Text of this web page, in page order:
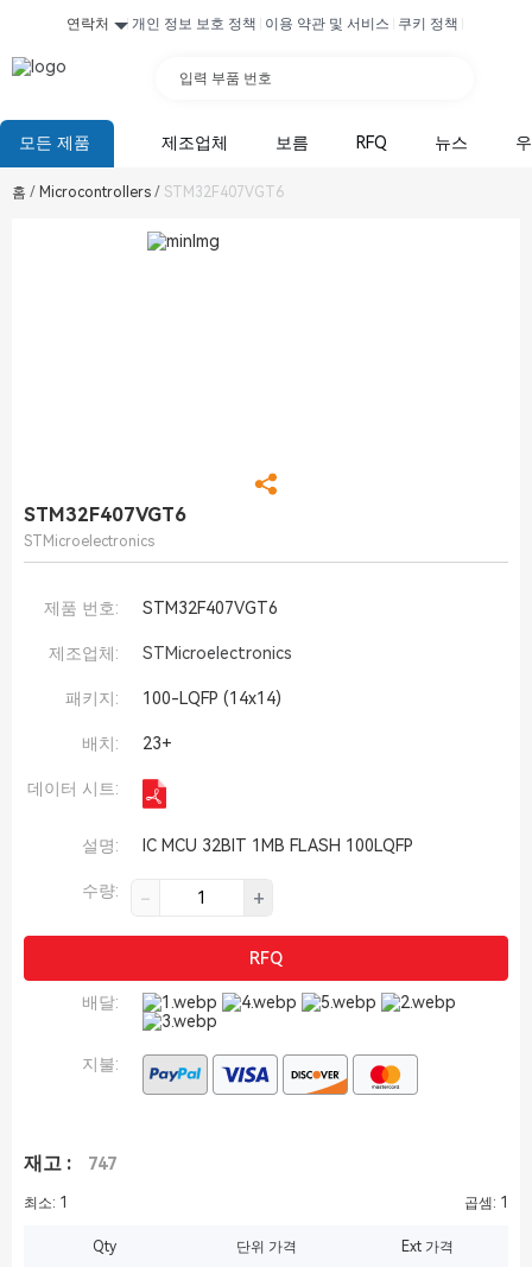
연락처 개인 정보 보호 정책 이용 약관 및 서비스 쿠키 정책
입력 부품 번호
모든 제품 제조업체 보름 RFQ 뉴스
홈 / Microcontrollers / STM32F407VGT6
STM32F407VGT6
STMicroelectronics
제품 번호: STM32F407VGT6
제조업체: STMicroelectronics
패키지: 100-LQFP (14x14)
배치: 23+
데이터 시트:
설명: IC MCU 32BIT 1MB FLASH 100LQFP
수량: - +
RFQ
배달:
지불:
재고 : 747
최소: 1 곱셈: 1
Qty 단위 가격 Ext 가격